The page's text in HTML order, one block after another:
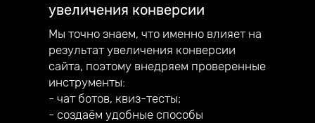
увеличения конверсии
Мы точно знаем, что именно влияет на
результат увеличения конверсии
сайта, поэтому внедряем проверенные
инструменты:
- чат ботов, квиз-тесты;
- создаём удобные способы